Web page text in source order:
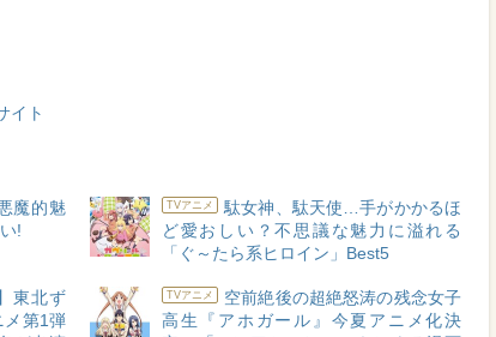
イト
魔的魅
!
TVアニメ
駄女神、駄天使…手がかかるほ
ど愛おしい？不思議な魅力に溢れる
「ぐ～たら系ヒロイン」Best5
東北ず
メ第1弾
TVアニメ
空前絶後の超絶怒涛の残念女子
高生『アホガール』今夏アニメ化決